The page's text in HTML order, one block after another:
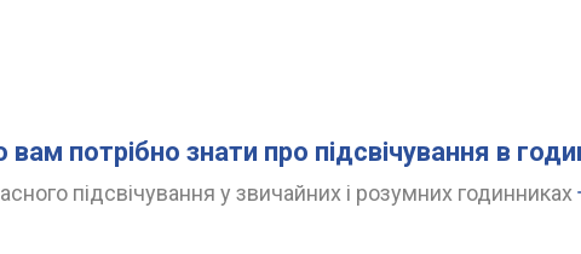
потрібно знати про підсвічування в
підсвічування у звичайних і розумних годинниках